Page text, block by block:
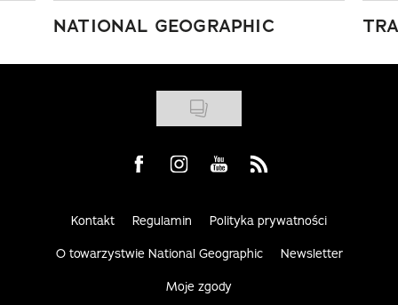
NATIONAL GEOGRAPHIC
Visit us on Facebook
Visit us on Instagram
Visit us on Youtube
Visit us on Rss
Kontakt Regulamin Polityka prywatności
O towarzystwie National Geographic Newsletter
Moje zgody